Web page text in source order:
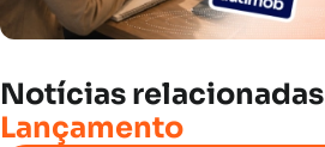
Notícias relacionadas
Lançamento